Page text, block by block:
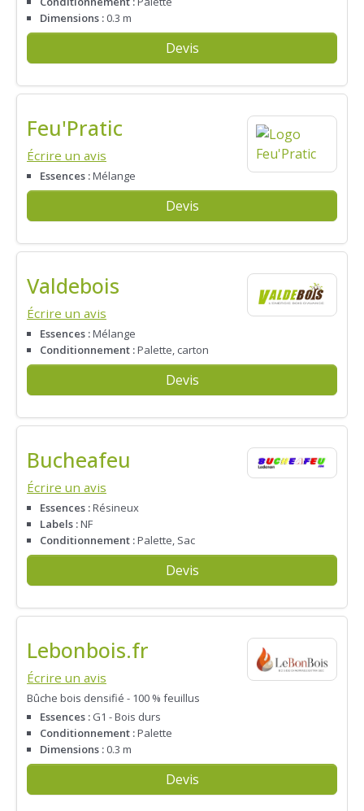
Dimensions : 0.3 m
Devis
Feu'Pratic
Écrire un avis
Essences :Mélange
Devis
Valdebois
Écrire un avis
Essences :Mélange
Conditionnement :Palette, carton
Devis
Bucheafeu
Écrire un avis
Essences :Résineux
Labels :NF
Conditionnement :Palette, Sac
Devis
Lebonbois.fr
Écrire un avis
Bûche bois densifié - 100 % feuillus
Essences : G1 - Bois durs
Conditionnement :Palette
Dimensions : 0.3 m
Devis